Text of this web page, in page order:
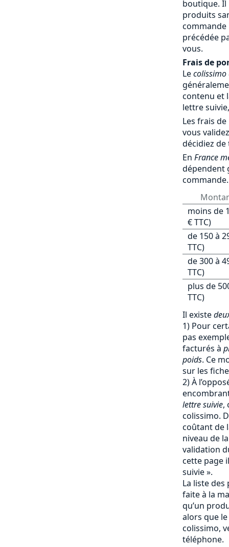
boutique. Il
produits
précédée
vous.
Frais de
Lecolissimo
contenu et
lettre
Les frais
vous
décidiez
En France
dépendent
commande.
moins de
€ TTC)
de 150 à
TTC)
de 300 à
TTC)
plus de
TTC)
Il existe
1) Pour
pas
facturés à
poids. Ce
sur les
2) À
lettre suivie,
colissimo.
coûtant de
niveau de
validation
cette page
suivie ».
La liste
faite à la
qu’un
alors que
colissimo,
téléphone.